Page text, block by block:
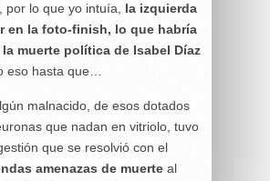
por lo que yo intuía, la izquierda
en la foto-finish, lo que habría
muerte política de Isabel Díaz
eso hasta que…
malnacido, de esos dotados
que nadan en vitriolo, tuvo
que se resolvió con el
amenazas de muerte al